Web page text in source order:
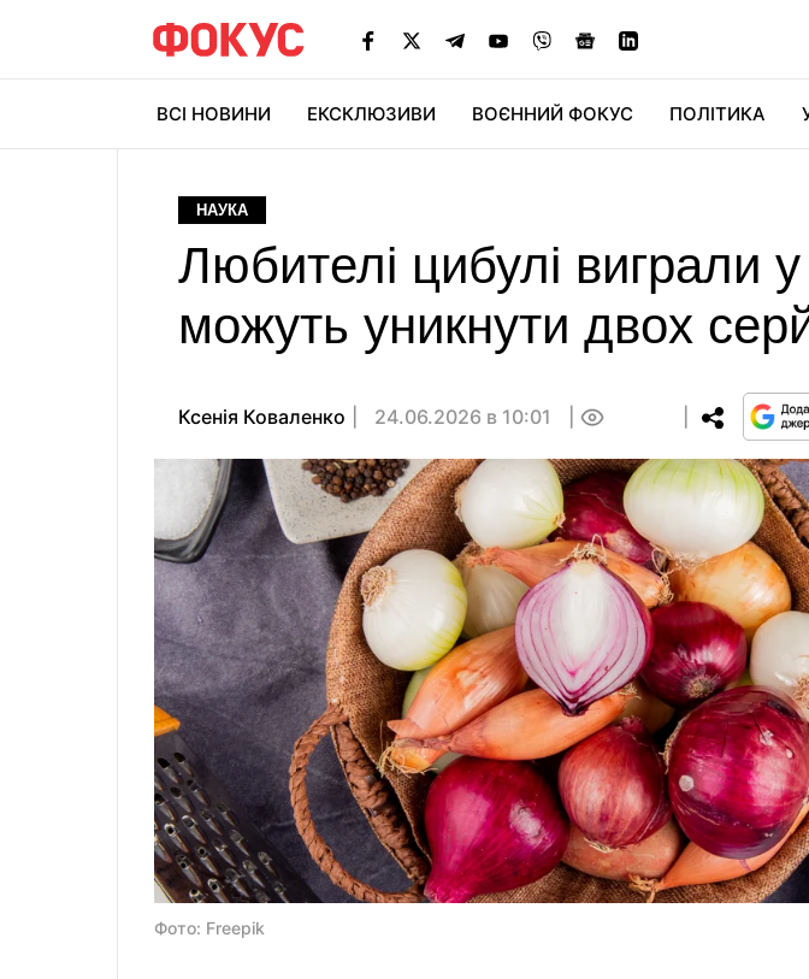
ВСІ НОВИНИ ЕКСКЛЮЗИВИ ВОЄННИЙ ФОКУС ПОЛІТИКА
НАУКА
Любителі цибулі виграли
можуть уникнути двох
Ксенія Коваленко 24.06.2026 в 10:01
Фото: Freepik